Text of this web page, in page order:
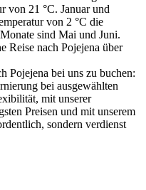
von 21 °C. Januar und
von 2 °C die
sind Mai und Juni.
Reise nach Pojejena über
Pojejena bei uns zu buchen:
bei ausgewählten
mit unserer
Preisen und mit unserem
sondern verdienst